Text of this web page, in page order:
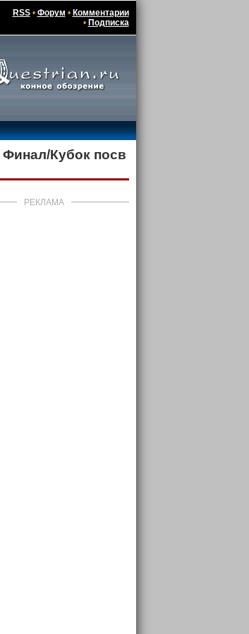
RSS• Форум • Комментарии
• Подписка
Кубок посв
РЕКЛАМА